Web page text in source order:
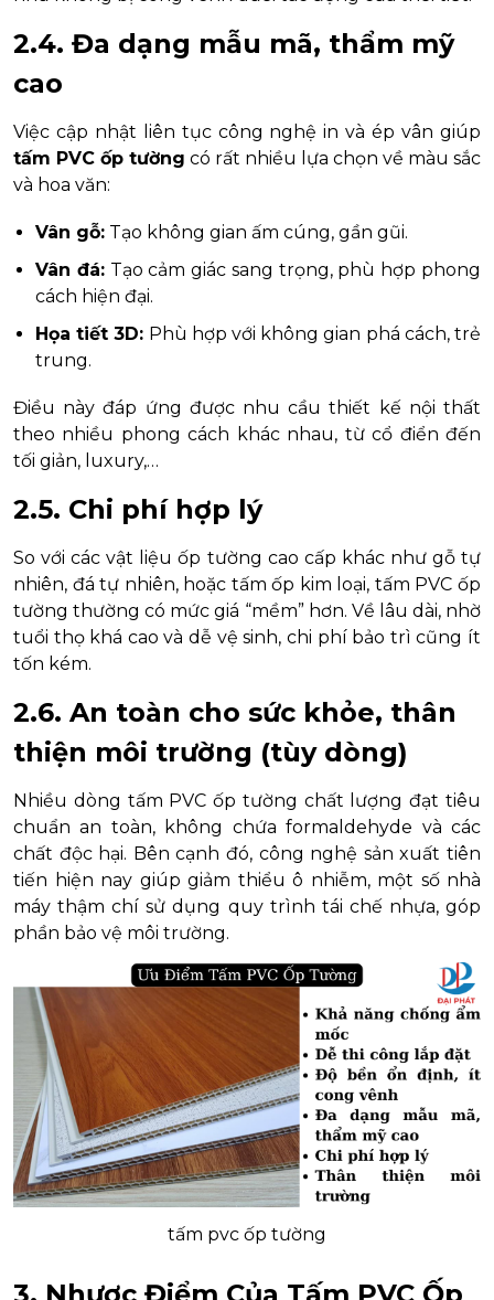
2.4. Đa dạng mẫu mã, thẩm mỹ
cao
Việc cập nhật liên tục công nghệ in và ép vân giúp
tấm PVC ốp tường có rất nhiều lựa chọn về màu sắc
và hoa văn:
Vân gỗ: Tạo không gian ấm cúng, gần gũi.
Vân đá:Tạo cảm giác sang trọng, phù hợp phong
cách hiện đại.
Họa tiết 3D: Phù hợp với không gian phá cách, trẻ
trung.
Điều này đáp ứng được nhu cầu thiết kế nội thất
theo nhiều phong cách khác nhau, từ cổ điển đến
tối giản, luxury,…
2.5. Chi phí hợp lý
So với các vật liệu ốp tường cao cấp khác như gỗ tự
nhiên, đá tự nhiên, hoặc tấm ốp kim loại, tấm PVC ốp
tường thường có mức giá “mềm” hơn. Về lâu dài, nhờ
tuổi thọ khá cao và dễ vệ sinh, chi phí bảo trì cũng ít
tốn kém.
2.6. An toàn cho sức khỏe, thân
thiện môi trường (tùy dòng)
Nhiều dòng tấm PVC ốp tường chất lượng đạt tiêu
chuẩn an toàn, không chứa formaldehyde và các
chất độc hại. Bên cạnh đó, công nghệ sản xuất tiên
tiến hiện nay giúp giảm thiểu ô nhiễm, một số nhà
máy thậm chí sử dụng quy trình tái chế nhựa, góp
phần bảo vệ môi trường.
tấm pvc ốp tường